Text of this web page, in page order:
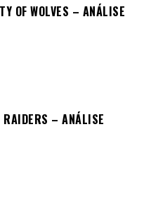
OF WOLVES – ANÁLISE
RAIDERS – ANÁLISE